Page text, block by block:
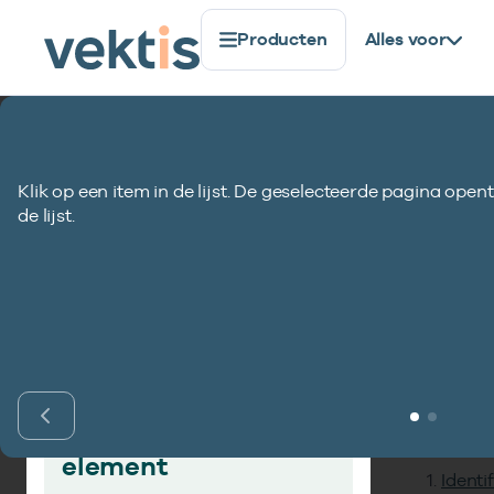
Producten Alles voor
Straatnaam
Vind gegevens­
element
Klik op een item in de lijst. De geselecteerde pagina
de lijst.